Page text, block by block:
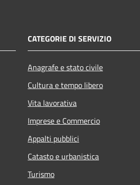
CATEGORIE DI SERVIZIO
Anagrafe e stato civile
Cultura e tempo libero
Vita lavorativa
Imprese e Commercio
Appalti pubblici
Catasto e urbanistica
Turismo